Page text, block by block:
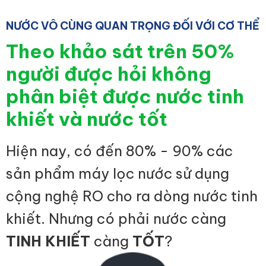
NƯỚC VÔ CÙNG QUAN TRỌNG ĐỐI VỚI CƠ THỂ
Theo khảo sát trên 50%
người được hỏi không
phân biệt được nước tinh
khiết và nước tốt
Hiện nay, có đến 80% - 90% các
sản phẩm máy lọc nước sử dụng
cộng nghệ RO cho ra dòng nước tinh
khiết. Nhưng có phải nước càng
TINH KHIẾT càng TỐT?